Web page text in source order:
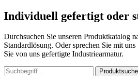
Individuell gefertigt oder
Durchsuchen Sie unseren Produktkatalog
Standardlösung. Oder sprechen Sie mit
Sie von uns gefertigte Industriearmatur.
Produktsuche